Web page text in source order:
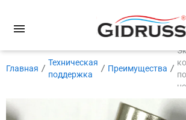
Главная
Техническая
поддержка
Преимущества